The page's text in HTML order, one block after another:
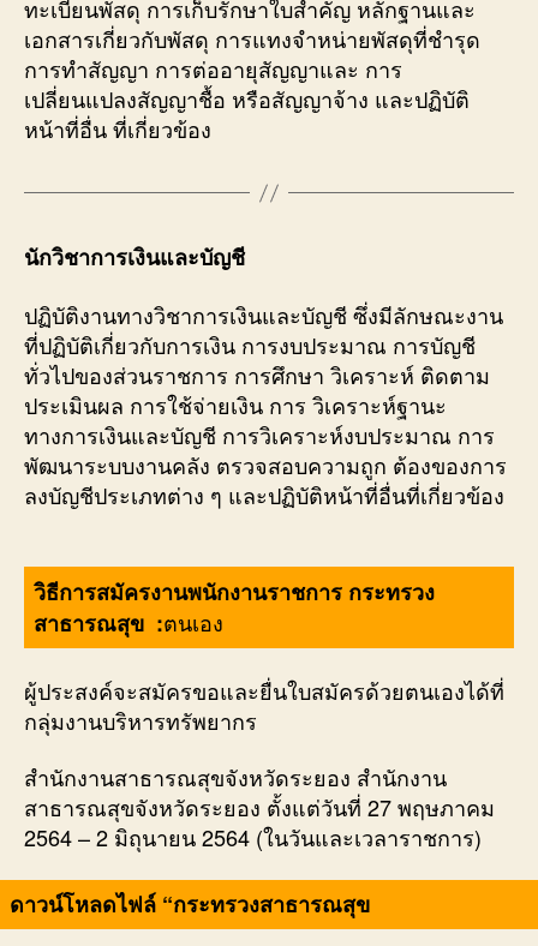
ทะเบียนพัสดุ การเก็บรักษาใบสำคัญ หลักฐานและ
เอกสารเกี่ยวกับพัสดุ การแทงจำหน่ายพัสดุที่ชำรุด
การทำสัญญา การต่ออายุสัญญาและ การ
เปลี่ยนแปลงสัญญาชื้อ หรือสัญญาจ้าง และปฏิบัติ
หน้าที่อื่น ที่เกี่ยวข้อง
นักวิชาการเงินและบัญชี
ปฏิบัติงานทางวิชาการเงินและบัญชี ซึ่งมีลักษณะงาน
ที่ปฏิบัติเกี่ยวกับการเงิน การงบประมาณ การบัญชี
ทั่วไปของส่วนราชการ การศึกษา วิเคราะห์ ติดตาม
ประเมินผล การใช้จ่ายเงิน การ วิเคราะห์ฐานะ
ทางการเงินและบัญชี การวิเคราะห์งบประมาณ การ
พัฒนาระบบงานคลัง ตรวจสอบความถูก ต้องของการ
ลงบัญชีประเภทต่าง ๆ และปฏิบัติหน้าที่อื่นที่เกี่ยวข้อง
วิธีการสมัครงานพนักงานราชการ กระทรวง
สาธารณสุข :ตนเอง
ผู้ประสงค์จะสมัครขอและยื่นใบสมัครด้วยตนเองได้ที่
กลุ่มงานบริหารทรัพยากร
สำนักงานสาธารณสุขจังหวัดระยอง สำนักงาน
สาธารณสุขจังหวัดระยอง ตั้งแต่วันที่ 27 พฤษภาคม
2564 – 2 มิถุนายน 2564 (ในวันและเวลาราชการ)
ดาวน์โหลดไฟล์ “กระทรวงสาธารณสุข